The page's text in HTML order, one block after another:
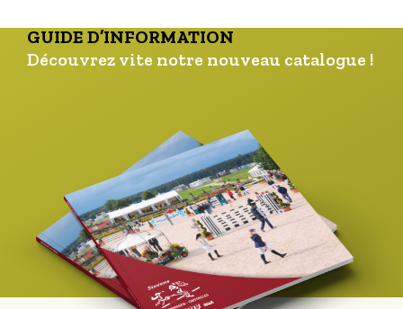
GUIDE D’INFORMATION
Découvrez vite notre nouveau catalogue !